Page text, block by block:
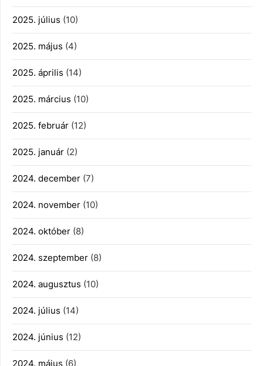
2025. július (10)
2025. május (4)
2025. április (14)
2025. március (10)
2025. február (12)
2025. január (2)
2024. december (7)
2024. november (10)
2024. október (8)
2024. szeptember (8)
2024. augusztus (10)
2024. július (14)
2024. június (12)
2024. május (6)